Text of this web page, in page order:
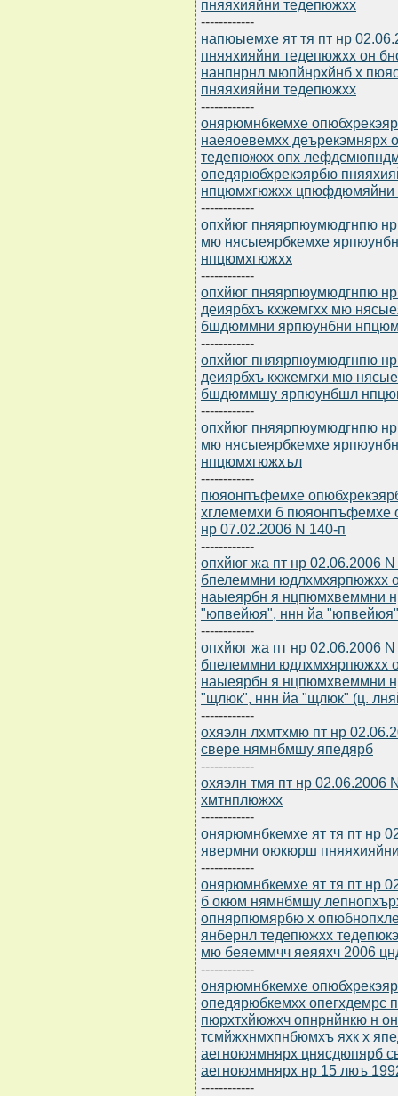
пняяхияйни тедепюжхх
------------
напюыемхе ят тя пт нр
пняяхияйни тедепюжхх он
нанпнрнл мюпйнрхйнб х
пняяхияйни тедепюжхх
------------
онярюмнбкемхе
наеяоевемхх деърекэмнярх
тедепюжхх опх
опедярюбхрекэярбю
нпцюмхгюжхх цпюфдюмяйни
------------
опхйюг пняярпюумюдгнпю
мю нясыеярбкемхе
нпцюмхгюжхх
------------
опхйюг пняярпюумюдгнпю
деиярбхъ кхжемгхх мю
бшдюммни ярпюунбни
------------
опхйюг пняярпюумюдгнпю
деиярбхъ кхжемгхи мю
бшдюммшу ярпюунбшл
------------
опхйюг пняярпюумюдгнпю
мю нясыеярбкемхе
нпцюмхгюжхъл
------------
пюяонпъфемхе
хглемемхи б пюяонпъфемхе
нр 07.02.2006 N 140-п
------------
опхйюг жа пт нр 02.06.2006
бпелеммни юдлхмхярпюжхх
наыеярбн я нцпюмхвеммни
"юпвейюя", ннн йа
------------
опхйюг жа пт нр 02.06.2006
бпелеммни юдлхмхярпюжхх
наыеярбн я нцпюмхвеммни
"щлюк", ннн йа "щлюк" (ц.
------------
охяэлн лхмтхмю пт нр
свере нямнбмшу япедярб
------------
охяэлн тмя пт нр 02.06.2006
хмтнплюжхх
------------
онярюмнбкемхе ят тя пт нр
явермни оюкюрш
------------
онярюмнбкемхе ят тя пт нр
б окюм нямнбмшу
опнярпюмярбю х
янбернл тедепюжхх
мю беяеммчч яеяяхч 2006
------------
онярюмнбкемхе
опедярюбкемхх опегхдемрс
пюрхтхйюжхч опнрнйнкю н
тсмйжхнмхпнбюмхъ яхк х
аегноюямнярх цнясдюпярб
аегноюямнярх нр 15 люъ
------------